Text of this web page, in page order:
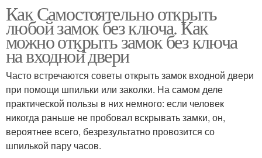
Как Самостоятельно открыть
любой замок без ключа. Как
можно открыть замок без ключа
на входной двери
Часто встречаются советы открыть замок входной двери
при помощи шпильки или заколки. На самом деле
практической пользы в них немного: если человек
никогда раньше не пробовал вскрывать замки, он,
вероятнее всего, безрезультатно провозится со
шпилькой пару часов.